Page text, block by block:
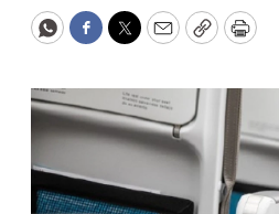
WhatsApp
Facebook
Twitter
EmailCopyPrint